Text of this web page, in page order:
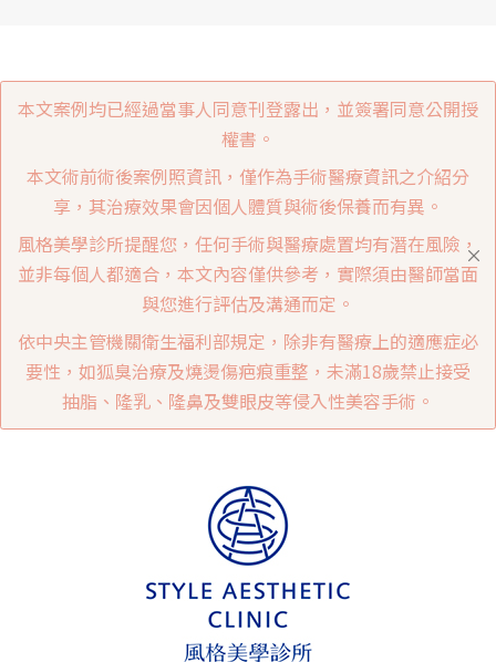
本文案例均已經過當事人同意刊登露出，並簽署同意公開授
權書。
本文術前術後案例照資訊，僅作為手術醫療資訊之介紹分
享，其治療效果會因個人體質與術後保養而有異。
風格美學診所提醒您，任何手術與醫療處置均有潛在風險，
並非每個人都適合，本文內容僅供參考，實際須由醫師當面
與您進行評估及溝通而定。
依中央主管機關衛生福利部規定，除非有醫療上的適應症必
要性，如狐臭治療及燒燙傷疤痕重整，未滿18歲禁止接受
抽脂、隆乳、隆鼻及雙眼皮等侵入性美容手術。